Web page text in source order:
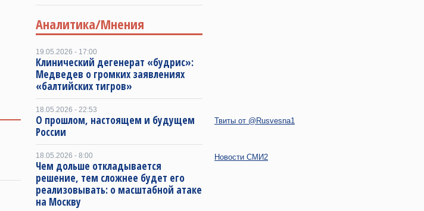
Аналитика/Мнения
19.05.2026 - 17:00
Клинический дегенерат «будрис»:
Медведев о громких заявлениях
«балтийских тигров»
18.05.2026 - 22:53
О прошлом, настоящем и будущем
России
18.05.2026 - 8:00
Чем дольше откладывается
решение, тем сложнее будет его
реализовывать: о масштабной атаке
на Москву
Твиты от @Rusvesna1
Новости СМИ2